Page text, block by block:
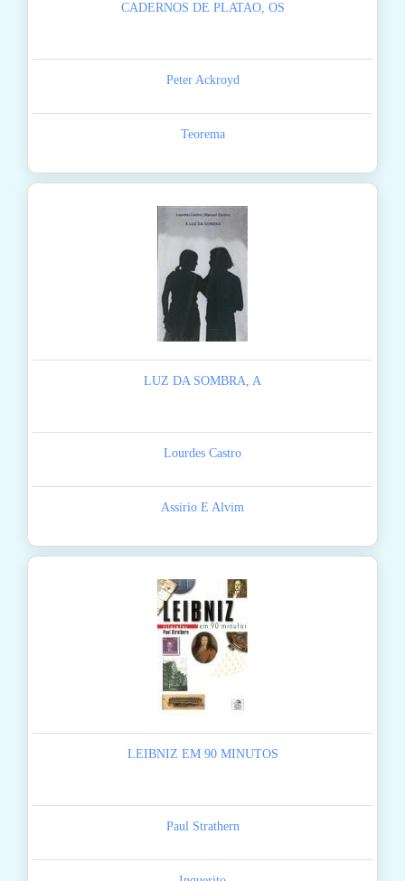
CADERNOS DE PLATAO, OS
Peter Ackroyd
Teorema
LUZ DA SOMBRA, A
Lourdes Castro
Assirio E Alvim
LEIBNIZ EM 90 MINUTOS
Paul Strathern